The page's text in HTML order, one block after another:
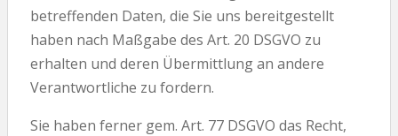
betreffenden Daten, die Sie uns bereitgestellt
haben nach Maßgabe des Art. 20 DSGVO zu
erhalten und deren Übermittlung an andere
Verantwortliche zu fordern.
Sie haben ferner gem. Art. 77 DSGVO das Recht,